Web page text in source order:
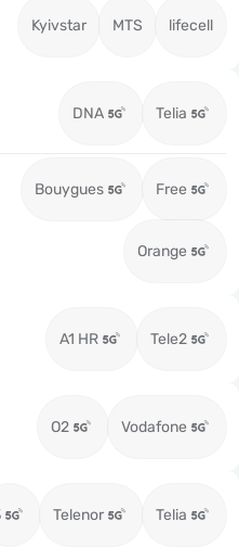
Kyivstar MTS lifecell
DNA Telia
Bouygues Free
Orange
A1 HR Tele2
O2 Vodafone
Telenor Telia